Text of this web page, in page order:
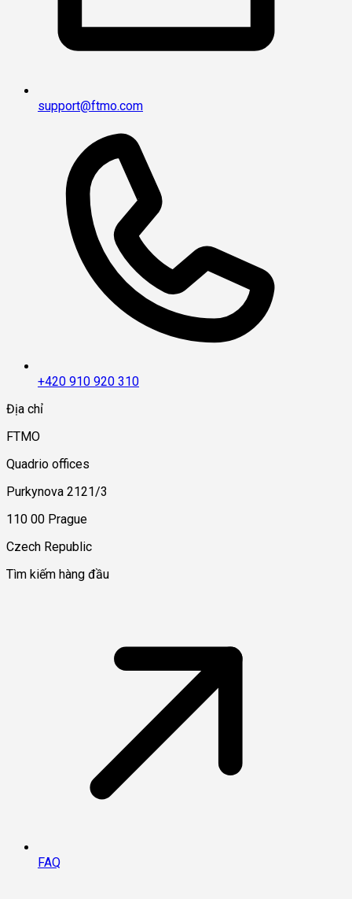
support@ftmo.com
+420 910 920 310
Địa chỉ
FTMO
Quadrio offices
Purkynova 2121/3
110 00 Prague
Czech Republic
Tìm kiếm hàng đầu
FAQ